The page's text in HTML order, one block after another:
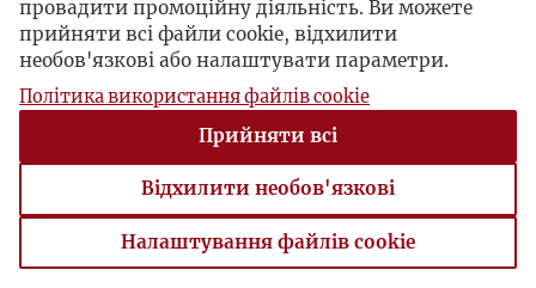
провадити промоційну діяльність. Ви можете
прийняти всі файли cookie, відхилити
необов'язкові або налаштувати параметри.
Політика використання файлів cookie
Прийняти всі
Відхилити необов'язкові
Налаштування файлів cookie
Налаштування файлів cookie